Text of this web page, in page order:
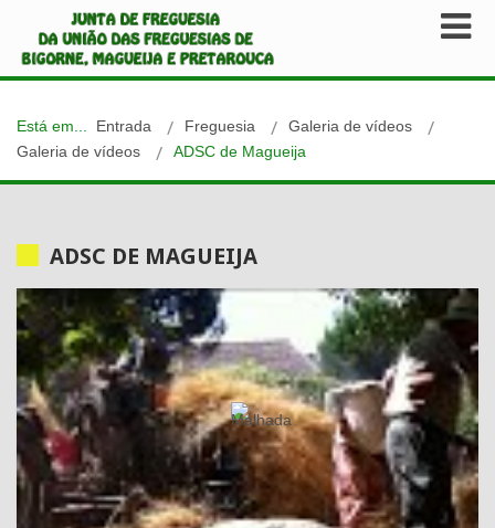
Está em... Entrada Freguesia
Galeria de vídeos
Galeria de vídeos
ADSC de Magueija
ADSC DE MAGUEIJA